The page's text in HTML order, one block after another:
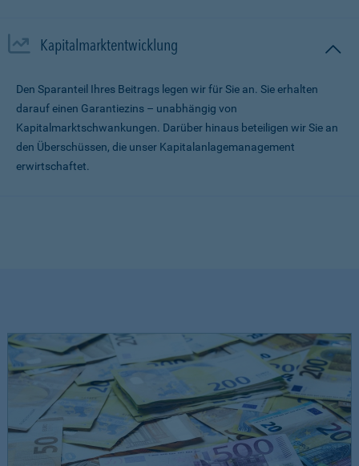
Kapitalmarktentwicklung
Den Sparanteil Ihres Beitrags legen wir für Sie an. Sie erhalten
darauf einen Garantiezins – unabhängig von
Kapitalmarktschwankungen. Darüber hinaus beteiligen wir Sie an
den Überschüssen, die unser Kapitalanlagemanagement
erwirtschaftet.